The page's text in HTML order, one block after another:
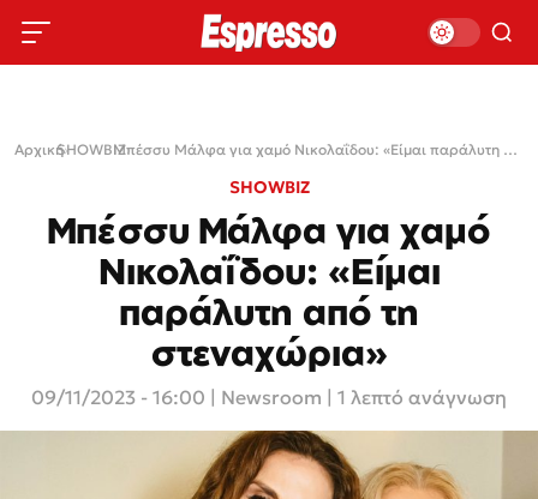
Αρχική›
SHOWBIZ› Μπέσσυ Μάλφα για χαμό Νικολαΐδου: «Είμαι παράλυτη από τη στεναχώρια»
SHOWBIZ
Μπέσσυ Μάλφα για χαμό
Νικολαΐδου: «Είμαι
παράλυτη από τη
στεναχώρια»
09/11/2023 - 16:00 Newsroom | 1 λεπτό ανάγνωση